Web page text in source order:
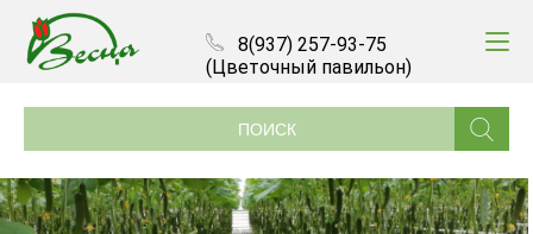
8(937) 257-93-75
(Цветочный павильон)